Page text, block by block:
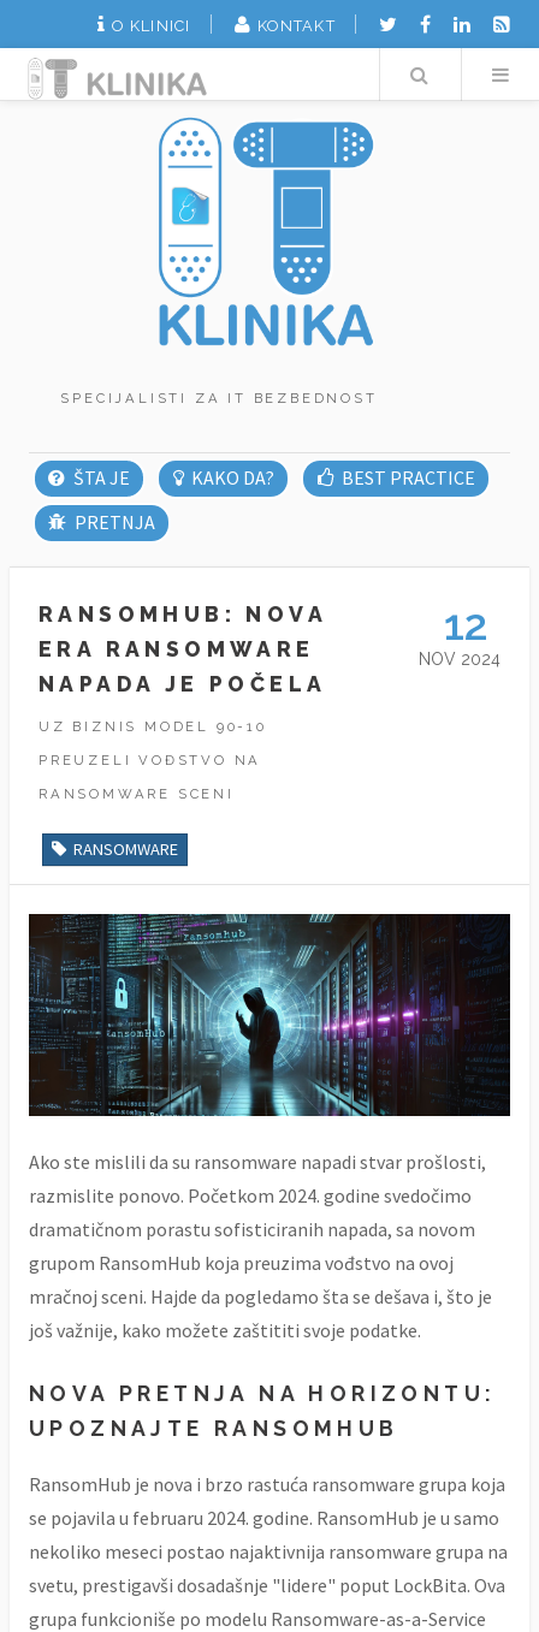
O KLINICI KONTAKT
Search
ŠTA JE KAKO DA?
BEST PRACTICE
PRETNJA
RANSOMHUB: NOVA
ERA RANSOMWARE
NAPADA JE POČELA
UZ BIZNIS MODEL 90-10
PREUZELI VOĐSTVO NA
RANSOMWARE SCENI
RANSOMWARE
12
NOV 2024
Ako ste mislili da su ransomware napadi stvar prošlosti,
razmislite ponovo. Početkom 2024. godine svedočimo
dramatičnom porastu sofisticiranih napada, sa novom
grupom RansomHub koja preuzima vođstvo na ovoj
mračnoj sceni. Hajde da pogledamo šta se dešava i, što je
još važnije, kako možete zaštititi svoje podatke.
NOVA PRETNJA NA HORIZONTU:
UPOZNAJTE RANSOMHUB
RansomHub je nova i brzo rastuća ransomware grupa koja
se pojavila u februaru 2024. godine. RansomHub je u samo
nekoliko meseci postao najaktivnija ransomware grupa na
svetu, prestigavši dosadašnje "lidere" poput LockBita. Ova
grupa funkcioniše po modelu Ransomware-as-a-Service
SPECIJALISTI ZA IT BEZBEDNOST